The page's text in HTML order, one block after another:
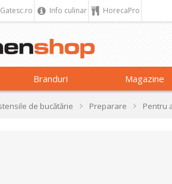
Gatesc.ro Info culinar HorecaPro
Branduri Magazine
de bucătărie Preparare Pentru